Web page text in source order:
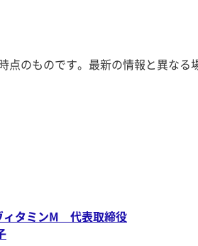
のものです。最新の情報と異なる
ィタミンM 代表取締役